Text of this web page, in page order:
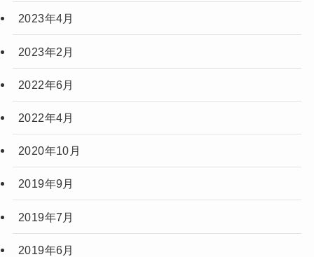
2023年4月
2023年2月
2022年6月
2022年4月
2020年10月
2019年9月
2019年7月
2019年6月